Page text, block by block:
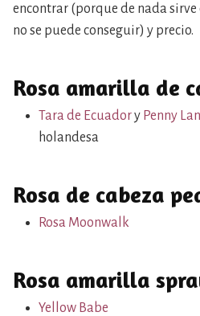
encontrar (porque de nada
no se puede conseguir) y precio.
Rosa amarilla de
Tara de Ecuadory Penny
holandesa
Rosa de cabeza
Rosa Moonwalk
Rosa amarilla
Yellow Babe